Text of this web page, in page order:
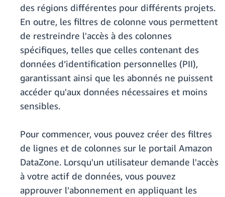
des régions différentes pour différents projets.
En outre, les filtres de colonne vous permettent
de restreindre l'accès à des colonnes
spécifiques, telles que celles contenant des
données d’identification personnelles (PII),
garantissant ainsi que les abonnés ne puissent
accéder qu'aux données nécessaires et moins
sensibles.
Pour commencer, vous pouvez créer des filtres
de lignes et de colonnes sur le portail Amazon
DataZone. Lorsqu'un utilisateur demande l'accès
à votre actif de données, vous pouvez
approuver l'abonnement en appliquant les